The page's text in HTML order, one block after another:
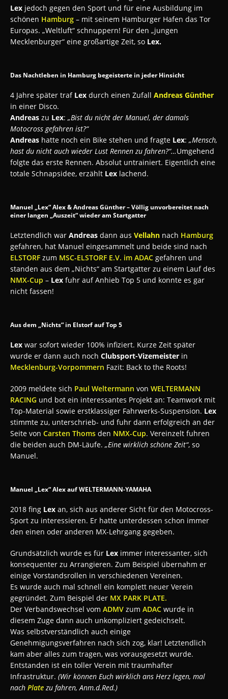
Lex jedoch gegen den Sport und für eine Ausbildung im
schönen Hamburg – mit seinem Hamburger Hafen das Tor
Europas. „Weltluft“ schnuppern! Für den „jungen
Mecklenburger“ eine großartige Zeit, so Lex.
Das Nachtleben in Hamburg begeisterte in jeder Hinsicht
4 Jahre später traf Lex durch einen Zufall Andreas Günther
in einer Disco.
Andreas zu Lex: „Bist du nicht der Manuel, der damals
Motocross gefahren ist?“
Andreas hatte noch ein Bike stehen und fragte Lex: „Mensch,
hast du nicht auch wieder Lust Rennen zu fahren?“…Umgehend
folgte das erste Rennen. Absolut untrainiert. Eigentlich eine
totale Schnapsidee, erzählt Lex lachend.
Manuel „Lex“ Alex & Andreas Günther – Völlig unvorbereitet nach
einer langen „Auszeit“ wieder am Startgatter
Letztendlich war Andreas dann aus Vellahn nach Hamburg
gefahren, hat Manuel eingesammelt und beide sind nach
ELSTORF zum MSC-ELSTORF E.V. im ADAC gefahren und
standen aus dem „Nichts“ am Startgatter zu einem Lauf des
NMX-Cup – Lex fuhr auf Anhieb Top 5 und konnte es gar
nicht fassen!
Aus dem „Nichts“ in Elstorf auf Top 5
Lex war sofort wieder 100% infiziert. Kurze Zeit später
wurde er dann auch noch Clubsport-Vizemeister in
Mecklenburg-Vorpommern Fazit: Back to the Roots!
2009 meldete sich Paul Weltermann von WELTERMANN
RACING und bot ein interessantes Projekt an: Teamwork mit
Top-Material sowie erstklassiger Fahrwerks-Suspension. Lex
stimmte zu, unterschrieb- und fuhr dann erfolgreich an der
Seite von Carsten Thoms den NMX-Cup. Vereinzelt fuhren
die beiden auch DM-Läufe. „Eine wirklich schöne Zeit“, so
Manuel.
Manuel „Lex“ Alex auf WELTERMANN-YAMAHA
2018 fing Lex an, sich aus anderer Sicht für den Motocross-
Sport zu interessieren. Er hatte unterdessen schon immer
den einen oder anderen MX-Lehrgang gegeben.
Grundsätzlich wurde es für Lex immer interessanter, sich
konsequenter zu Arrangieren. Zum Beispiel übernahm er
einige Vorstandsrollen in verschiedenen Vereinen.
Es wurde auch mal schnell ein komplett neuer Verein
gegründet. Zum Beispiel der MX PARK PLATE.
Der Verbandswechsel vom ADMV zum ADAC wurde in
diesem Zuge dann auch unkompliziert gedeichselt.
Was selbstverständlich auch einige
Genehmigungsverfahren nach sich zog, klar! Letztendlich
kam aber alles zum tragen, was vorausgesetzt wurde.
Entstanden ist ein toller Verein mit traumhafter
Infrastruktur. (Wir können Euch wirklich ans Herz legen, mal
nach Plate zu fahren, Anm.d.Red.)